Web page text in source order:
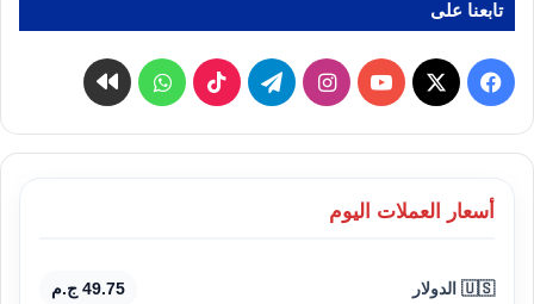
تابعنا على
فيسبوك
‫X
‫YouTubeانستقرامتيلقرام ‫TikTokواتسابكواى
أسعار العملات اليوم
🇺🇸 الدولار 49.75 ج.م